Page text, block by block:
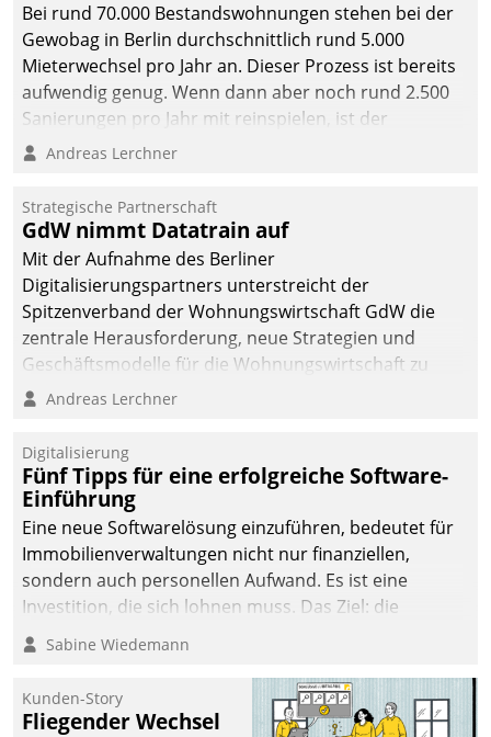
Bei rund 70.000 Bestandswohnungen stehen bei der
Gewobag in Berlin durchschnittlich rund 5.000
Mieterwechsel pro Jahr an. Dieser Prozess ist bereits
aufwendig genug. Wenn dann aber noch rund 2.500
Sanierungen pro Jahr mit reinspielen, ist der
Betreuungs- und Organisationsaufwand immens. Im
kommunale Wohnungsbauunternehmen daher
gemeinsam mit der Berliner Datatrain GmbH den
Teilprozess der Objektsanierung digitalisiert.
Andreas Lerchner
Strategische Partnerschaft
GdW nimmt Datatrain auf
Mit der Aufnahme des Berliner
Digitalisierungspartners unterstreicht der
Spitzenverband der Wohnungswirtschaft GdW die
zentrale Herausforderung, neue Strategien und
Geschäftsmodelle für die Wohnungswirtschaft zu
entwickeln.
Andreas Lerchner
Digitalisierung
Fünf Tipps für eine erfolgreiche Software-
Einführung
Eine neue Softwarelösung einzuführen, bedeutet für
Immobilienverwaltungen nicht nur finanziellen,
sondern auch personellen Aufwand. Es ist eine
Investition, die sich lohnen muss. Das Ziel: die
nachhaltige Optimierung der Geschäftsabläufe. Damit
dieses Ziel erreicht wird, sollten einige Grundregeln
Sabine Wiedemann
Kunden-Story
Fliegender Wechsel